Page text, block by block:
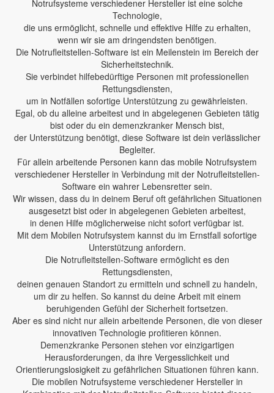
Notrufsysteme verschiedener Hersteller ist eine solche
Technologie,
die uns ermöglicht, schnelle und effektive Hilfe zu erhalten,
wenn wir sie am dringendsten benötigen.
Die Notrufleitstellen-Software ist ein Meilenstein im Bereich der
Sicherheitstechnik.
Sie verbindet hilfebedürftige Personen mit professionellen
Rettungsdiensten,
um in Notfällen sofortige Unterstützung zu gewährleisten.
Egal, ob du alleine arbeitest und in abgelegenen Gebieten tätig
bist oder du ein demenzkranker Mensch bist,
der Unterstützung benötigt, diese Software ist dein verlässlicher
Begleiter.
Für allein arbeitende Personen kann das mobile Notrufsystem
verschiedener Hersteller in Verbindung mit der Notrufleitstellen-
Software ein wahrer Lebensretter sein.
Wir wissen, dass du in deinem Beruf oft gefährlichen Situationen
ausgesetzt bist oder in abgelegenen Gebieten arbeitest,
in denen Hilfe möglicherweise nicht sofort verfügbar ist.
Mit dem Mobilen Notrufsystem kannst du im Ernstfall sofortige
Unterstützung anfordern.
Die Notrufleitstellen-Software ermöglicht es den
Rettungsdiensten,
deinen genauen Standort zu ermitteln und schnell zu handeln,
um dir zu helfen. So kannst du deine Arbeit mit einem
beruhigenden Gefühl der Sicherheit fortsetzen.
Aber es sind nicht nur allein arbeitende Personen, die von dieser
innovativen Technologie profitieren können.
Demenzkranke Personen stehen vor einzigartigen
Herausforderungen, da ihre Vergesslichkeit und
Orientierungslosigkeit zu gefährlichen Situationen führen kann.
Die mobilen Notrufsysteme verschiedener Hersteller in